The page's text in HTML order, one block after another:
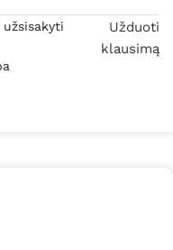
Užduoti
klausimą